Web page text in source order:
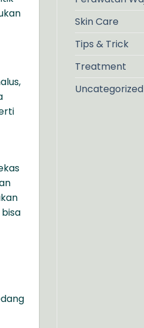
Skin Care
Tips & Trick
Treatment
Uncategorized